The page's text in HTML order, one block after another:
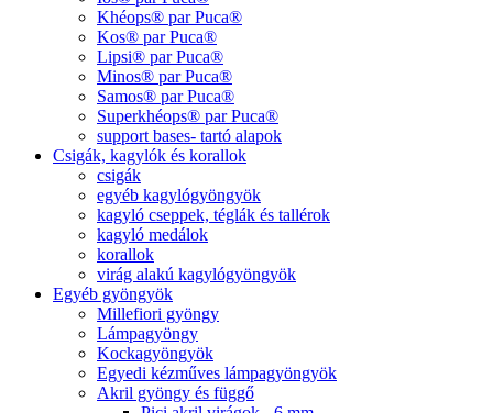
Khéops® par Puca®
Kos® par Puca®
Lipsi® par Puca®
Minos® par Puca®
Samos® par Puca®
Superkhéops® par Puca®
support bases- tartó alapok
Csigák, kagylók és korallok
csigák
egyéb kagylógyöngyök
kagyló cseppek, téglák és tallérok
kagyló medálok
korallok
virág alakú kagylógyöngyök
Egyéb gyöngyök
Millefiori gyöngy
Lámpagyöngy
Kockagyöngyök
Egyedi kézműves lámpagyöngyök
Akril gyöngy és függő